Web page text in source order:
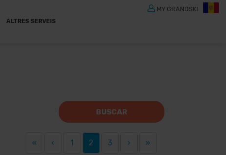
ALTRES SERVEIS
MY GRANDSKI
BUSCAR
« ‹ 1 2 3 › »